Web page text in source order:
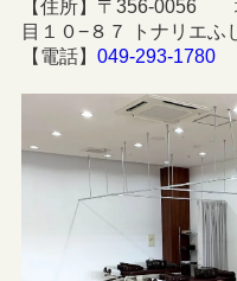
【住所】〒356-0056
目１０−８７ トナリエふ
【電話】 049-293-1780